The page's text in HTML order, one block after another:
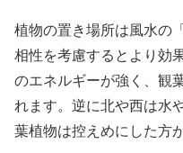
植物の置き場所は風水の
相性を考慮するとより効
のエネルギーが強く、観
れます。逆に北や西は水
葉植物は控えめにした方